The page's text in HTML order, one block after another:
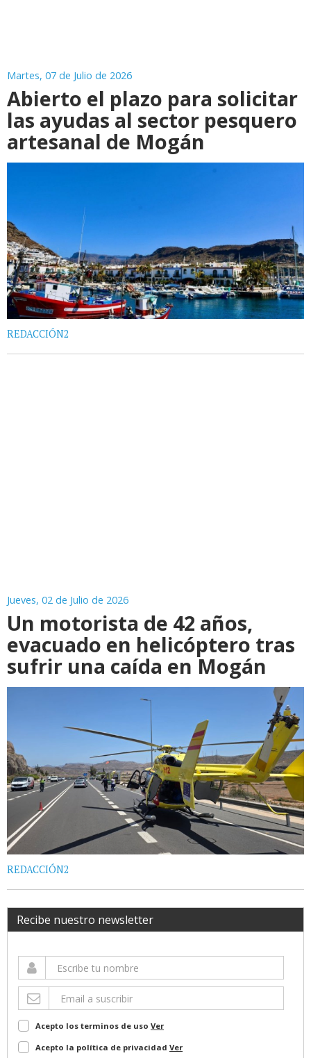
Martes, 07 de Julio de 2026
Abierto el plazo para solicitar
las ayudas al sector pesquero
artesanal de Mogán
REDACCIÓN2
Jueves, 02 de Julio de 2026
Un motorista de 42 años,
evacuado en helicóptero tras
sufrir una caída en Mogán
REDACCIÓN2
Recibe nuestro newsletter
Acepto los terminos de uso Ver
Acepto la política de privacidad Ver